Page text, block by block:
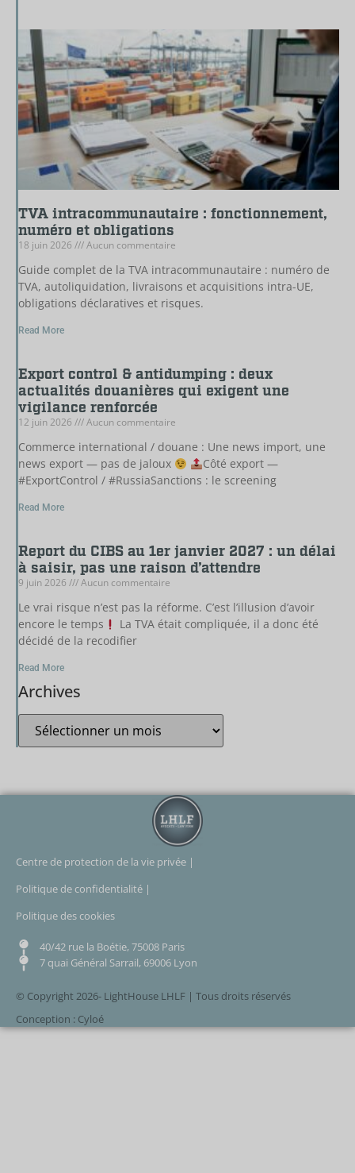
TVA intracommunautaire : fonctionnement,
numéro et obligations
18 juin 2026 Aucun commentaire
Guide complet de la TVA intracommunautaire : numéro de
TVA, autoliquidation, livraisons et acquisitions intra-UE,
obligations déclaratives et risques.
Read More
Export control & antidumping : deux
actualités douanières qui exigent une
vigilance renforcée
12 juin 2026 Aucun commentaire
Commerce international / douane : Une news import, une
news export — pas de jaloux
Côté export —
#ExportControl / #RussiaSanctions : le screening
Read More
Report du CIBS au 1er janvier 2027 : un délai
à saisir, pas une raison d’attendre
9 juin 2026 Aucun commentaire
Le vrai risque n’est pas la réforme. C’est l’illusion d’avoir
encore le temps
La TVA était compliquée, il a donc été
décidé de la recodifier
Read More
Archives
Centre de protection de la vie privée |
Politique de confidentialité |
Politique des cookies
40/42 rue la Boétie, 75008 Paris
7 quai Général Sarrail, 69006 Lyon
© Copyright 2026- LightHouse LHLF | Tous droits réservés
Conception : Cyloé